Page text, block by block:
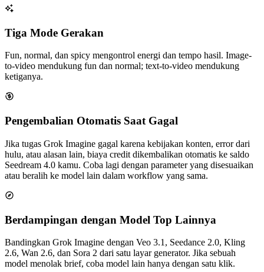
Tiga Mode Gerakan
Fun, normal, dan spicy mengontrol energi dan tempo hasil. Image-
to-video mendukung fun dan normal; text-to-video mendukung
ketiganya.
Pengembalian Otomatis Saat Gagal
Jika tugas Grok Imagine gagal karena kebijakan konten, error dari
hulu, atau alasan lain, biaya credit dikembalikan otomatis ke saldo
Seedream 4.0 kamu. Coba lagi dengan parameter yang disesuaikan
atau beralih ke model lain dalam workflow yang sama.
Berdampingan dengan Model Top Lainnya
Bandingkan Grok Imagine dengan Veo 3.1, Seedance 2.0, Kling
2.6, Wan 2.6, dan Sora 2 dari satu layar generator. Jika sebuah
model menolak brief, coba model lain hanya dengan satu klik.